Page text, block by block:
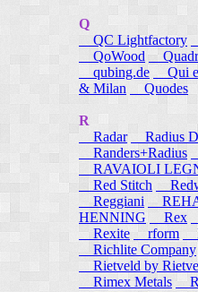
Q
QC Lightfactory
QoWood
qubing.de
Qui
& Milan
Quodes
R
Radar
Radius
Randers+Radius
RAVAIOLI
Red Stitch
Reggiani
HENNING
Rex
Rexite
rform
Richlite Company
Rietveld by
Rimex Metals